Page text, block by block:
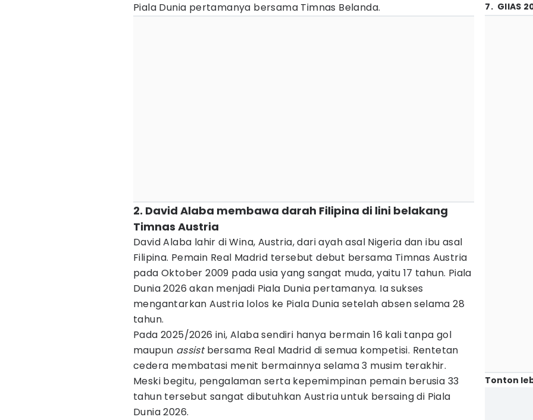
Piala Dunia pertamanya bersama Timnas Belanda.
2. David Alaba membawa darah Filipina di lini belakang
Timnas Austria
David Alaba lahir di Wina, Austria, dari ayah asal Nigeria dan ibu asal
Filipina. Pemain Real Madrid tersebut debut bersama Timnas Austria
pada Oktober 2009 pada usia yang sangat muda, yaitu 17 tahun. Piala
Dunia 2026 akan menjadi Piala Dunia pertamanya. Ia sukses
mengantarkan Austria lolos ke Piala Dunia setelah absen selama 28
tahun.
Pada 2025/2026 ini, Alaba sendiri hanya bermain 16 kali tanpa gol
maupun assistbersama Real Madrid di semua kompetisi. Rentetan
cedera membatasi menit bermainnya selama 3 musim terakhir.
Meski begitu, pengalaman serta kepemimpinan pemain berusia 33
tahun tersebut sangat dibutuhkan Austria untuk bersaing di Piala
Dunia 2026.
7. GIIAS
Tonton